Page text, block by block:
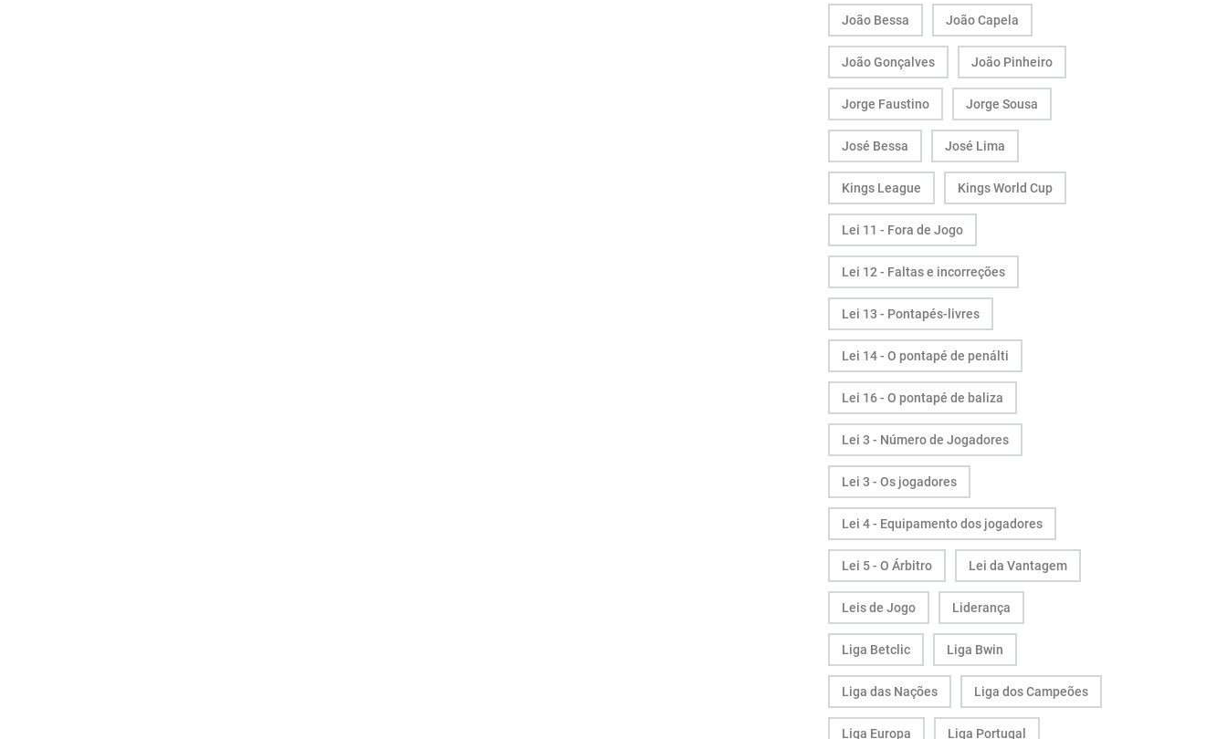
João Bessa João Capela
João Gonçalves João Pinheiro
Jorge Faustino Jorge Sousa
José Bessa José Lima
Kings League Kings World Cup
Lei 11 - Fora de Jogo
Lei 12 - Faltas e incorreções
Lei 13 - Pontapés-livres
Lei 14 - O pontapé de penálti
Lei 16 - O pontapé de baliza
Lei 3 - Número de Jogadores
Lei 3 - Os jogadores
Lei 4 - Equipamento dos jogadores
Lei 5 - O Árbitro Lei da Vantagem
Leis de Jogo Liderança
Liga Betclic Liga Bwin
Liga das Nações Liga dos Campeões
Liga Europa Liga Portugal